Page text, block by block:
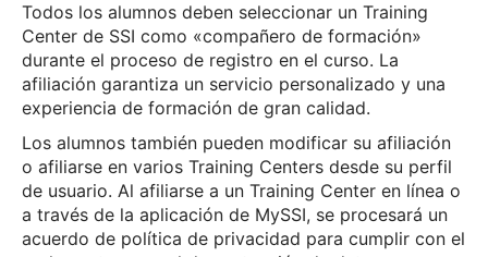
Todos los alumnos deben seleccionar un Training
Center de SSI como «compañero de formación»
durante el proceso de registro en el curso. La
afiliación garantiza un servicio personalizado y una
experiencia de formación de gran calidad.
Los alumnos también pueden modificar su afiliación
o afiliarse en varios Training Centers desde su perfil
de usuario. Al afiliarse a un Training Center en línea o
a través de la aplicación de MySSI, se procesará un
acuerdo de política de privacidad para cumplir con el